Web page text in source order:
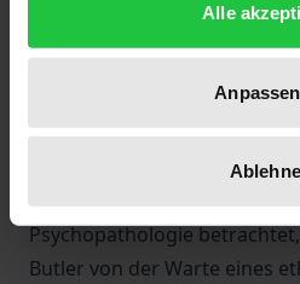
Alle
Anpassen
Psychotherapeut:innen eine
subjekthafte Erfahrung als
Präformierung durch
miteinander verflochten
darin einmal mit Bernhard
Fuchs von der Warte der
Psychopathologie
Butler von der Warte eines